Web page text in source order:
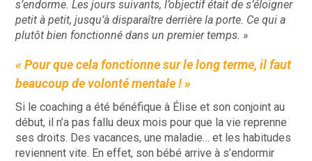
s’endorme. Les jours suivants, l’objectif était de s’éloigner
petit à petit, jusqu’à disparaître derrière la porte. Ce qui a
plutôt bien fonctionné dans un premier temps. »
« Pour que cela fonctionne sur le long terme, il faut
beaucoup de volonté mentale ! »
Si le coaching a été bénéfique à Élise et son conjoint au
début, il n’a pas fallu deux mois pour que la vie reprenne
ses droits. Des vacances, une maladie… et les habitudes
reviennent vite. En effet, son bébé arrive à s’endormir